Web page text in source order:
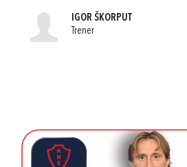
IGOR ŠKORPUT
Trener